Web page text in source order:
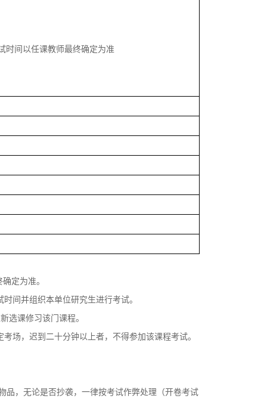
时间以任课教师最终确定为准
定为准。
间并组织本单位研究生进行考试。
选课修习该门课程。
场，迟到二十分钟以上者，不得参加该课程考试。
品，无论是否抄袭，一律按考试作弊处理（开卷考试